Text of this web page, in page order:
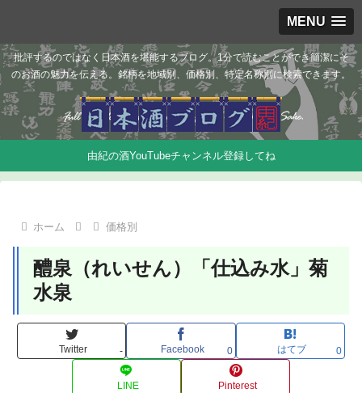
MENU
批評するのではなく日本酒を堪能するブログ。1分で読むことができ簡潔にそ
のお酒の魅力を伝える。銘柄を地域別、価格別、特定名称別に検索できます。
由紀の酒YouTubeチャンネル登録してね
ホーム 価格別
醴泉（れいせん）「仕込み水」菊
水泉
Twitter - Facebook 0 はてブ 0
LINE Pinterest